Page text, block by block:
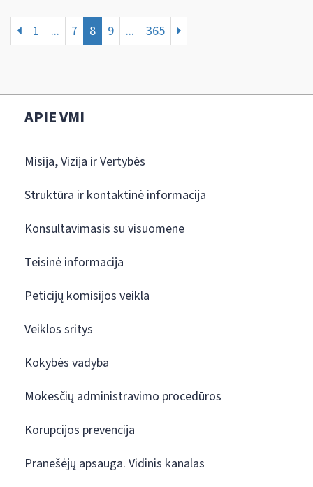
1 ... 7 8 9 ... 365
APIE VMI
Misija, Vizija ir Vertybės
Struktūra ir kontaktinė informacija
Konsultavimasis su visuomene
Teisinė informacija
Peticijų komisijos veikla
Veiklos sritys
Kokybės vadyba
Mokesčių administravimo procedūros
Korupcijos prevencija
Pranešėjų apsauga. Vidinis kanalas